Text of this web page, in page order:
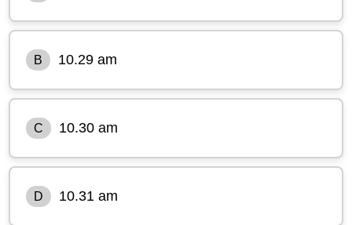
B 10.29 am
C 10.30 am
D 10.31 am